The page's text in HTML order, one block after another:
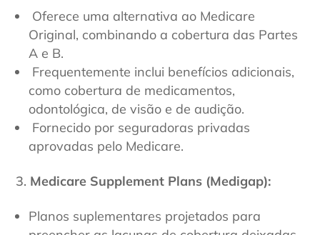
Oferece uma alternativa ao Medicare
Original, combinando a cobertura das Partes
A e B.
Frequentemente inclui benefícios adicionais,
como cobertura de medicamentos,
odontológica, de visão e de audição.
Fornecido por seguradoras privadas
aprovadas pelo Medicare.
Medicare Supplement Plans (Medigap):
Planos suplementares projetados para